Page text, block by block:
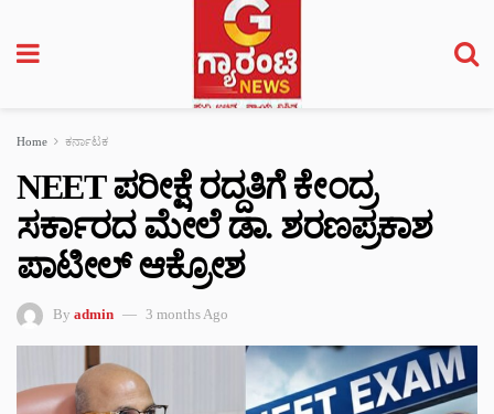
Home ಕರ್ನಾಟಕ
NEET ಪರೀಕ್ಷೆ ರದ್ದತಿಗೆ ಕೇಂದ್ರ
ಸರ್ಕಾರದ ಮೇಲೆ ಡಾ. ಶರಣಪ್ರಕಾಶ
ಪಾಟೀಲ್ ಆಕ್ರೋಶ
By admin 3 months Ago